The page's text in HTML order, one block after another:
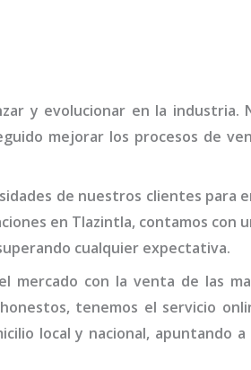
y evolucionar en la
mejorar los procesos de
de nuestros clientes para
en Tlazintla, contamos con
cualquier expectativa.
mercado con la venta de las
tenemos el servicio
local y nacional,